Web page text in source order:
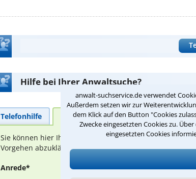
anwalt-suchservice.de verwendet
Außerdem setzen wir zur
dem Klick auf den Button "Cookies
Zwecke eingesetzten Cookies zu.
eingesetzten Cookies
Hilfe bei Ihrer Anwaltsuche?
Telefonhilfe Beratungsanfrage
Sie können hier Ihren Fall schildern. Anschließend
Vorgehen abzuklären. Die Rückmeldung durch einen
Anrede* (Anrede)